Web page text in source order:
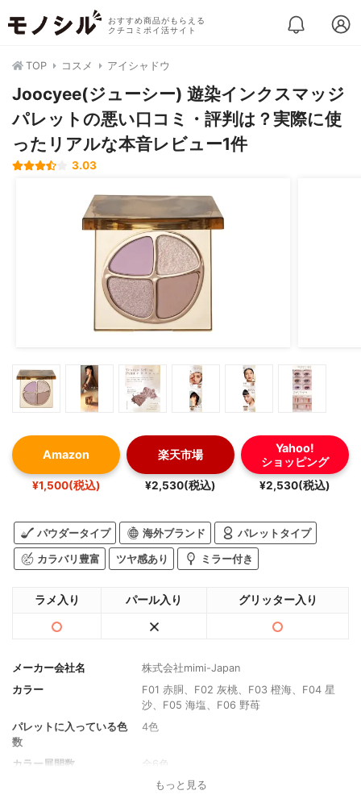
おすすめ商品がもらえる
クチコミポイ活サイト
TOP コスメ アイシャドウ
Joocyee(ジューシー) 遊染インクスマッジ
パレットの悪い口コミ・評判は？実際に使
ったリアルな本音レビュー1件
3.03
Amazon
¥1,500(税込)
楽天市場
¥2,530(税込)
Yahoo!
ショッピング
¥2,530(税込)
パウダータイプ 海外ブランド パレットタイプ
カラバリ豊富 ツヤ感あり ミラー付き
ラメ入り パール入り グリッター入り
メーカー会社名
株式会社mimi-Japan
カラー
F01 赤胴、F02 灰桃、F03 橙海、F04 星
沙、F05 海塩、F06 野苺
パレットに入っている色
数
4色
カラー展開数
全6色
43gもっと見る